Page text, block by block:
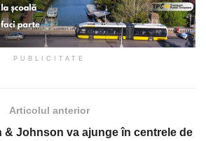
PUBLICITATE
Articolul anterior
Johnson va ajunge în centrele de